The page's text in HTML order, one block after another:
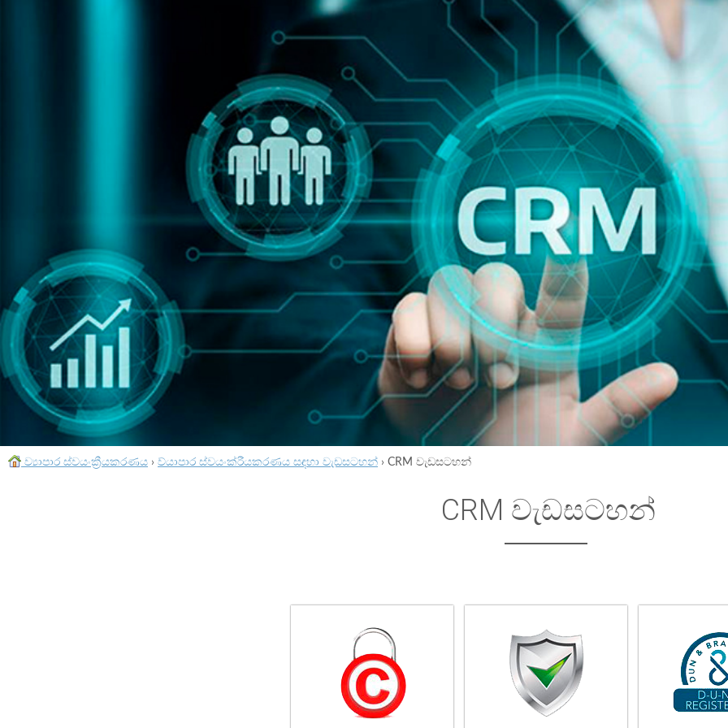
ව්‍යාපාර ස්වයංක්‍රීයකරණය › ව්යාපාර ස්වයංක්රීයකරණය සඳහා වැඩසටහන් › CRM වැඩසටහන්
CRM වැඩසටහන්